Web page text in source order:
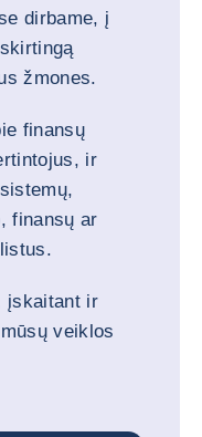
dirbame, į
žmones.
finansų
ir
finansų ar
įskaitant ir
veiklos